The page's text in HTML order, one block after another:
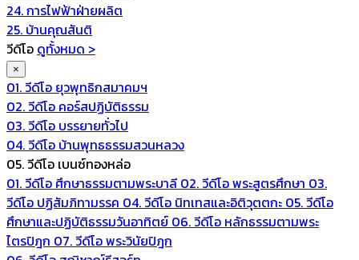
24. การไฟฟ้าฝ่ายผลิต
25. บ้านคุณสันติ
วีดีโอ ดูทั้งหมด >
×
01. วีดีโอ ยุวพุทธิกสมาคมฯ
02. วีดีโอ คอร์สปฏิบัติธรรม
03. วีดีโอ บรรยายทั่วไป
04. วีดีโอ บ้านพุทธธรรมสวนหลวง
05. วีดีโอ เบนซ์ทองหล่อ
01. วีดีโอ ศึกษาธรรมตามพระบาลี 02. วีดีโอ พระสูตรศึกษา 03.
วีดีโอ ปฏิสัมภิทามรรค 04. วีดีโอ นิทเทสและอิติวุตตกะ 05. วีดีโอ
ศึกษาและปฏิบัติธรรมวันอาทิตย์ 06. วีดีโอ หลักธรรมตามพระ
ไตรปิฎก 07. วีดีโอ พระวินัยปิฎก